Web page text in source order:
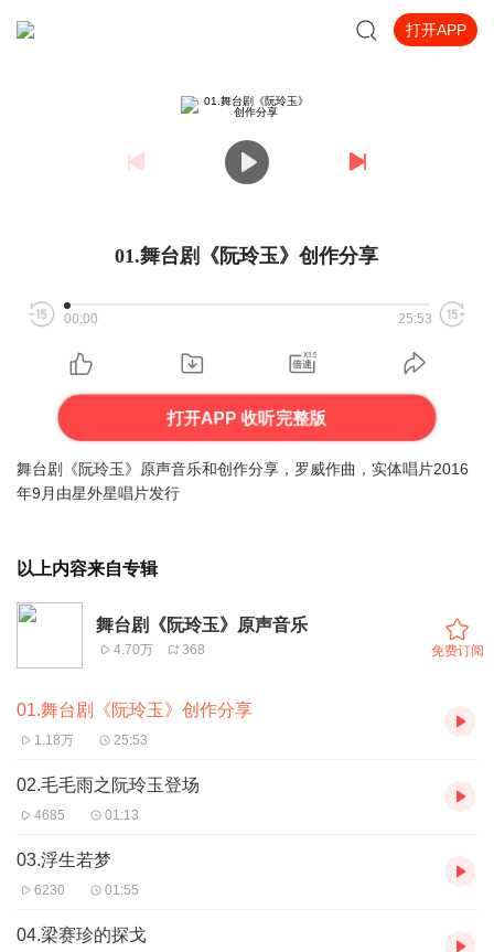
打开APP
01.舞台剧《阮玲玉》创作分享
00:00 25:53
打开APP 收听完整版
舞台剧《阮玲玉》原声音乐和创作分享，罗威作曲，实体唱片2016
年9月由星外星唱片发行
以上内容来自专辑
舞台剧《阮玲玉》原声音乐
4.70万 368 免费订阅
01.舞台剧《阮玲玉》创作分享
1.18万 25:53
02.毛毛雨之阮玲玉登场
4685 01:13
03.浮生若梦
6230 01:55
04.梁赛珍的探戈